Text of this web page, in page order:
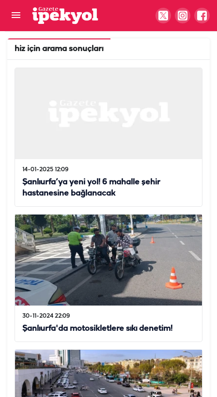
hiz için arama sonuçları
14-01-2025 12:09
Şanlıurfa’ya yeni yol! 6 mahalle şehir
hastanesine bağlanacak
30-11-2024 22:09
Şanlıurfa'da motosikletlere sıkı denetim!